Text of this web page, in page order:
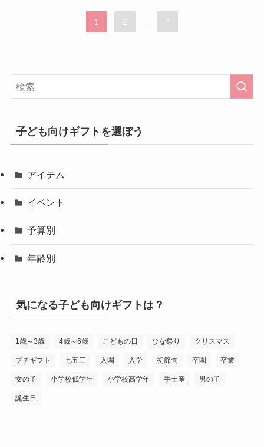
1 2 ... 7
子ども向けギフトを選ぼう
アイテム
イベント
予算別
年齢別
気になる子ども向けギフトは？
1歳～3歳 4歳～6歳 こどもの日 ひな祭り クリスマス
プチギフト 七五三 入園 入学 初節句 卒園 卒業
女の子 小学校低学年 小学校高学年 手土産 男の子
誕生日